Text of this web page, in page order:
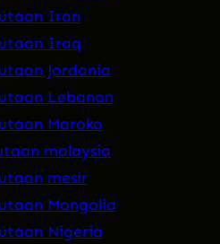
Iran
Iraq
Jordania
Lebanon
Maroko
malaysia
mesir
Mongolia
Nigeria